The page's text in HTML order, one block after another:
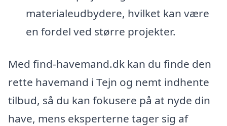
materialeudbydere, hvilket kan være
en fordel ved større projekter.
Med find-havemand.dk kan du finde den
rette havemand i Tejn og nemt indhente
tilbud, så du kan fokusere på at nyde din
have, mens eksperterne tager sig af